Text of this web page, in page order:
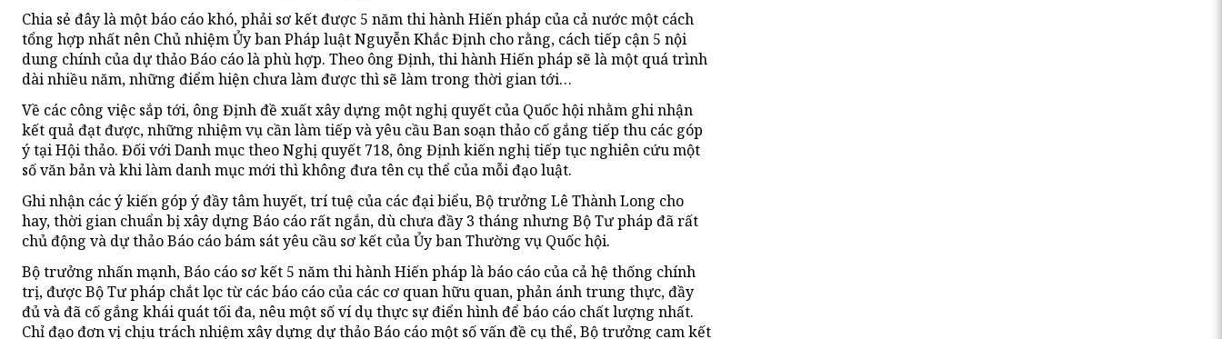
Chia sẻ đây là một báo cáo khó, phải sơ kết được 5 năm thi hành Hiến pháp của cả nước một cách
tổng hợp nhất nên Chủ nhiệm Ủy ban Pháp luật Nguyễn Khắc Định cho rằng, cách tiếp cận 5 nội
dung chính của dự thảo Báo cáo là phù hợp. Theo ông Định, thi hành Hiến pháp sẽ là một quá trình
dài nhiều năm, những điểm hiện chưa làm được thì sẽ làm trong thời gian tới…
Về các công việc sắp tới, ông Định đề xuất xây dựng một nghị quyết của Quốc hội nhằm ghi nhận
kết quả đạt được, những nhiệm vụ cần làm tiếp và yêu cầu Ban soạn thảo cố gắng tiếp thu các góp
ý tại Hội thảo. Đối với Danh mục theo Nghị quyết 718, ông Định kiến nghị tiếp tục nghiên cứu một
số văn bản và khi làm danh mục mới thì không đưa tên cụ thể của mỗi đạo luật.
Ghi nhận các ý kiến góp ý đầy tâm huyết, trí tuệ của các đại biểu, Bộ trưởng Lê Thành Long cho
hay, thời gian chuẩn bị xây dựng Báo cáo rất ngắn, dù chưa đầy 3 tháng nhưng Bộ Tư pháp đã rất
chủ động và dự thảo Báo cáo bám sát yêu cầu sơ kết của Ủy ban Thường vụ Quốc hội.
Bộ trưởng nhấn mạnh, Báo cáo sơ kết 5 năm thi hành Hiến pháp là báo cáo của cả hệ thống chính
trị, được Bộ Tư pháp chắt lọc từ các báo cáo của các cơ quan hữu quan, phản ánh trung thực, đầy
đủ và đã cố gắng khái quát tối đa, nêu một số ví dụ thực sự điển hình để báo cáo chất lượng nhất.
Chỉ đạo đơn vị chịu trách nhiệm xây dựng dự thảo Báo cáo một số vấn đề cụ thể, Bộ trưởng cam kết